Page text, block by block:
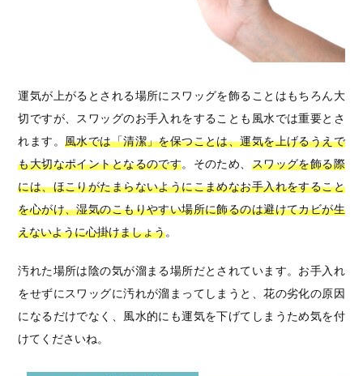
運気が上がるとされる場所にスワッグを飾ることはもちろん大
切ですが、スワッグのお手入れをすることも風水では重要とさ
れます。風水では「清潔」を保つことは、運気を上げるうえで
も大切なポイントとなるのです。そのため、 スワッグを飾る際
には、ほこりがたまらないようにこまめなお手入れをすること
を心がけ、湿気のこもりやすい場所に飾るのは避けてカビが生
えないように心掛けましょう。
汚れた場所は陰の気が溜まる場所だとされています。お手入れ
をせずにスワッグに汚れが溜まってしまうと、花の劣化の原因
になるだけでなく、風水的にも運気を下げてしまうため気を付
けてくださいね。